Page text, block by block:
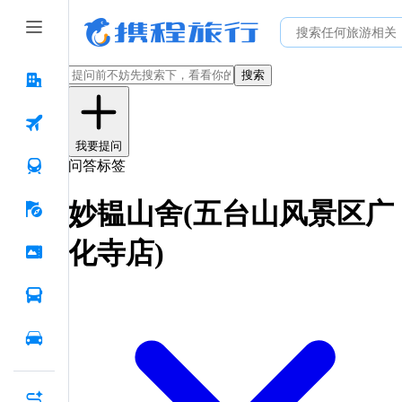
搜索
我要提问
问答标签
妙韫山舍(五台山风景区广
化寺店)